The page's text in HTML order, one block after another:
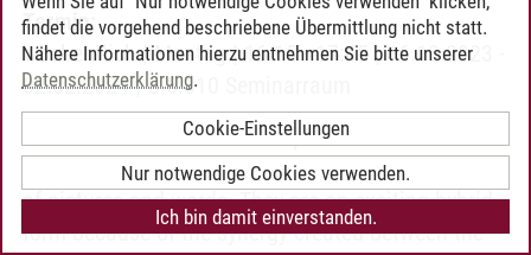
Termin:
wöchentlich | Montag | 16:15 - 17:45 | 16.10.2023 -
02.02.2024 | C 5.310 Seminarraum
Picturebooks are composite texts that
usually rely for their effects on the interdependence
of pictures and words. They are an exciting hybrid
form because of the synergy created between the
findet die vorgehend beschriebene Übermittlung nicht statt.
Nähere Informationen hierzu entnehmen Sie bitte unserer
Datenschutzerklärung.
Cookie-Einstellungen
Nur notwendige Cookies verwenden.
Ich bin damit einverstanden.